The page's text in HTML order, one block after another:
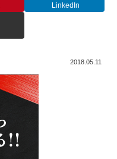
LinkedIn
2018.05.11